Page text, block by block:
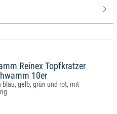
Reinex Topfkratzer
10er
blau, gelb, grün und rot, mit